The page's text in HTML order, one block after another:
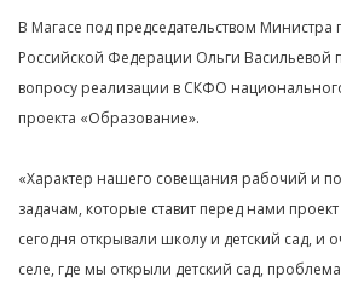
В Магасе под председательством
Российской Федерации Ольги
вопросу реализации в СКФО
проекта «Образование».
«Характер нашего совещания рабочий и
задачам, которые ставит перед нами
сегодня открывали школу и детский сад, и
селе, где мы открыли детский сад,